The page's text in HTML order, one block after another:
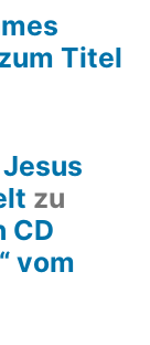
Titel
zu
CD
vom